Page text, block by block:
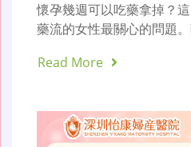
懷孕幾週可以吃藥拿掉？
藥流的女性最關心的問題
Read More